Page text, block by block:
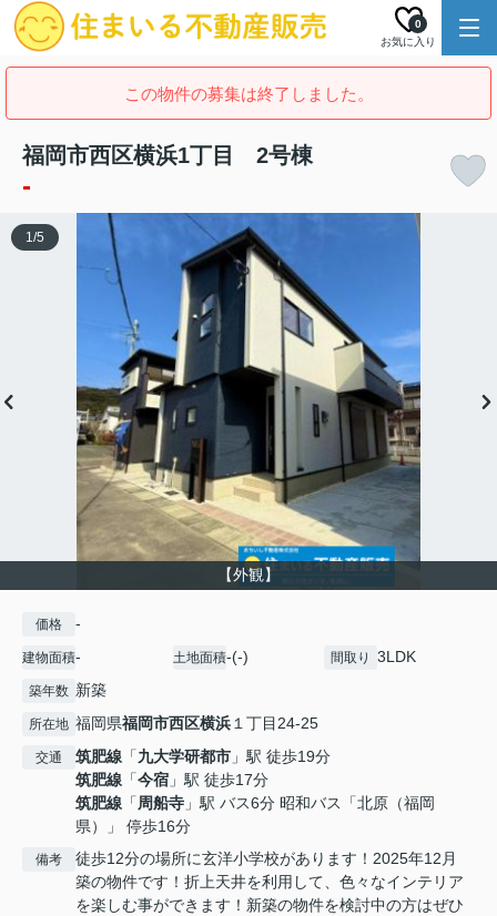
お気に入り
0
この物件の募集は終了しました。
福岡市西区横浜1丁目 2号棟
-
【外観】
1/5
価格 -
建物面積- 土地面積-(-) 間取り 3LDK
築年数 新築
所在地 福岡県福岡市西区横浜１丁目24-25
交通 筑肥線 「九大学研都市 」駅 徒歩19分
筑肥線 「今宿 」駅 徒歩17分
筑肥線 「周船寺 」駅 バス6分 昭和バス「北原（福岡
県）」 停歩16分
備考
徒歩12分の場所に玄洋小学校があります！2025年12月
築の物件です！折上天井を利用して、色々なインテリア
を楽しむ事ができます！新築の物件を検討中の方はぜひ